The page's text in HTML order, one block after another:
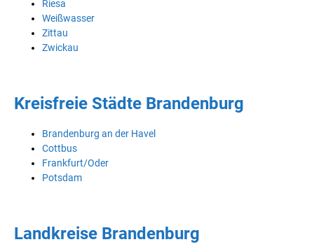
Riesa
Weißwasser
Zittau
Zwickau
Kreisfreie Städte Brandenburg
Brandenburg an der Havel
Cottbus
Frankfurt/Oder
Potsdam
Landkreise Brandenburg